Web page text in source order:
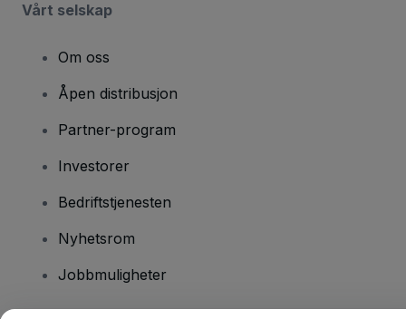
Vårt selskap
Om oss
Åpen distribusjon
Partner-program
Investorer
Bedriftstjenesten
Nyhetsrom
Jobbmuligheter